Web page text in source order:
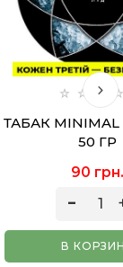
ТАБАК MINIMAL
50 ГР
90 грн.
В